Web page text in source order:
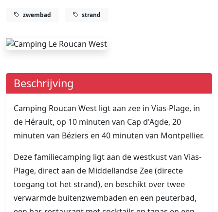
zwembad strand
Beschrijving
Camping Roucan West ligt aan zee in Vias-Plage, in
de Hérault, op 10 minuten van Cap d'Agde, 20
minuten van Béziers en 40 minuten van Montpellier.
Deze familiecamping ligt aan de westkust van Vias-
Plage, direct aan de Middellandse Zee (directe
toegang tot het strand), en beschikt over twee
verwarmde buitenzwembaden en een peuterbad,